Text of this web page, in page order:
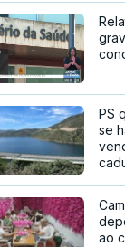
PS
se
ao